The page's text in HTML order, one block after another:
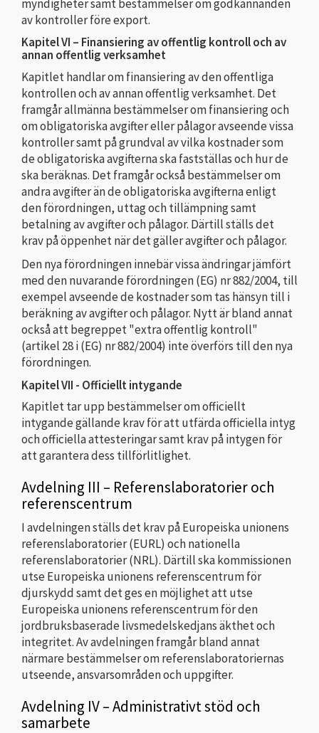
myndigheter samt bestämmelser om godkännanden
av kontroller före export.
Kapitel VI – Finansiering av offentlig kontroll och av
annan offentlig verksamhet
Kapitlet handlar om finansiering av den offentliga
kontrollen och av annan offentlig verksamhet. Det
framgår allmänna bestämmelser om finansiering och
om obligatoriska avgifter eller pålagor avseende vissa
kontroller samt på grundval av vilka kostnader som
de obligatoriska avgifterna ska fastställas och hur de
ska beräknas. Det framgår också bestämmelser om
andra avgifter än de obligatoriska avgifterna enligt
den förordningen, uttag och tillämpning samt
betalning av avgifter och pålagor. Därtill ställs det
krav på öppenhet när det gäller avgifter och pålagor.
Den nya förordningen innebär vissa ändringar jämfört
med den nuvarande förordningen (EG) nr 882/2004, till
exempel avseende de kostnader som tas hänsyn till i
beräkning av avgifter och pålagor. Nytt är bland annat
också att begreppet "extra offentlig kontroll"
(artikel 28 i (EG) nr 882/2004) inte överförs till den nya
förordningen.
Kapitel VII - Officiellt intygande
Kapitlet tar upp bestämmelser om officiellt
intygande gällande krav för att utfärda officiella intyg
och officiella attesteringar samt krav på intygen för
att garantera dess tillförlitlighet.
Avdelning III – Referenslaboratorier och
referenscentrum
I avdelningen ställs det krav på Europeiska unionens
referenslaboratorier (EURL) och nationella
referenslaboratorier (NRL). Därtill ska kommissionen
utse Europeiska unionens referenscentrum för
djurskydd samt det ges en möjlighet att utse
Europeiska unionens referenscentrum för den
jordbruksbaserade livsmedelskedjans äkthet och
integritet. Av avdelningen framgår bland annat
närmare bestämmelser om referenslaboratoriernas
utseende, ansvarsområden och uppgifter.
Avdelning IV – Administrativt stöd och
samarbete